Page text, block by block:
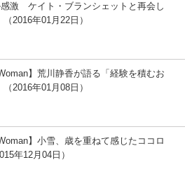
激 ケイト・ブランシェットと再会し
2016年01月22日）
】荒川静香が語る「経験を積むお
2016年01月08日）
】小雪、歳を重ねて感じたココロ
年12月04日）